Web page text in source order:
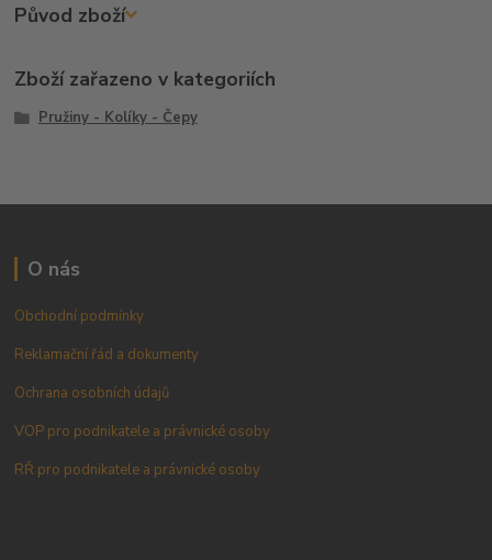
Původ zboží
Zboží zařazeno v kategoriích
Pružiny - Kolíky - Čepy
O nás
Obchodní podmínky
Reklamační řád a dokumenty
Ochrana osobních údajů
VOP pro podnikatele a právnické osoby
RŘ pro podnikatele a právnické osoby